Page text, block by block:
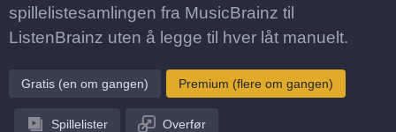
spillelistesamlingen fra MusicBrainz til
ListenBrainz uten å legge til hver låt manuelt.
Gratis (en om gangen) Premium (flere om gangen)
Spillelister Overfør